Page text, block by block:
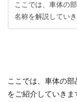
ここでは、車体の
名称を解説してい
ここでは、車体の
をご紹介していき